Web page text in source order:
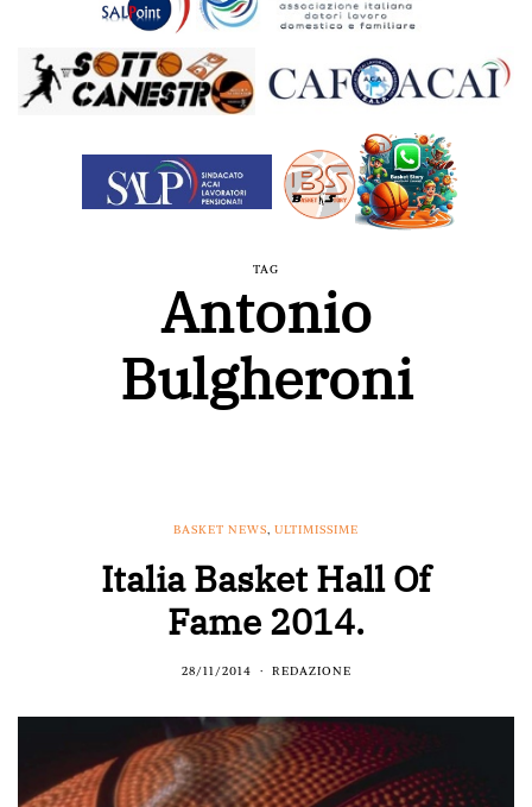
TAG
Antonio
Bulgheroni
BASKET NEWS, ULTIMISSIME
Italia Basket Hall Of
Fame 2014.
28/11/2014 REDAZIONE